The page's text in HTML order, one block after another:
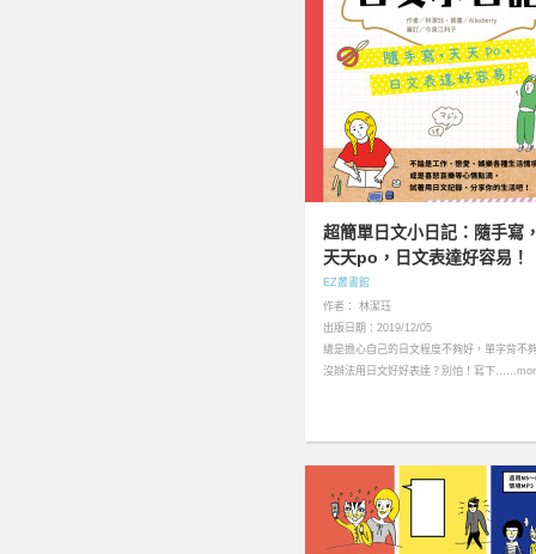
超簡單日文小日記：隨手寫
天天po，日文表達好容易！
EZ叢書館
作者： 林潔珏
出版日期：2019/12/05
總是擔心自己的日文程度不夠好，單字背不
沒辦法用日文好好表達？別怕！寫下